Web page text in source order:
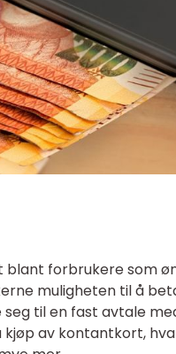
forbrukere som
muligheten til å
til en fast avtale
av kontantkort,